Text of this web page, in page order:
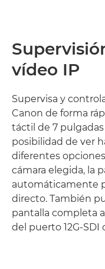
vídeo IP
Supervisa y
Canon de forma
táctil de 7 pulgadas
posibilidad de ver
diferentes
cámara elegida, la
automáticamente
directo. También
pantalla completa
del puerto 12G-SDI